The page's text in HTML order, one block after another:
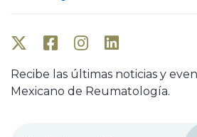
Recibe las últimas noticias y
Mexicano de Reumatología.